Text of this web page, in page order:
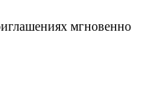
мгновенно